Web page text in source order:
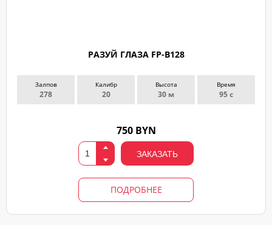
РАЗУЙ ГЛАЗА FP-B128
Залпов
278
Калибр
20
Высота
30 м
Время
95 с
750 BYN
ЗАКАЗАТЬ
ПОДРОБНЕЕ